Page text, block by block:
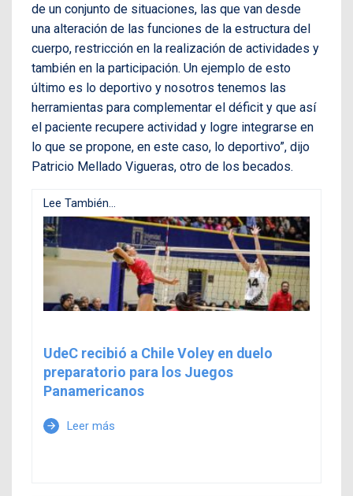
de un conjunto de situaciones, las que van desde
una alteración de las funciones de la estructura del
cuerpo, restricción en la realización de actividades y
también en la participación. Un ejemplo de esto
último es lo deportivo y nosotros tenemos las
herramientas para complementar el déficit y que así
el paciente recupere actividad y logre integrarse en
lo que se propone, en este caso, lo deportivo”, dijo
Patricio Mellado Vigueras, otro de los becados.
Lee También...
UdeC recibió a Chile Voley en duelo
preparatorio para los Juegos
Panamericanos
arrow_forward Leer más